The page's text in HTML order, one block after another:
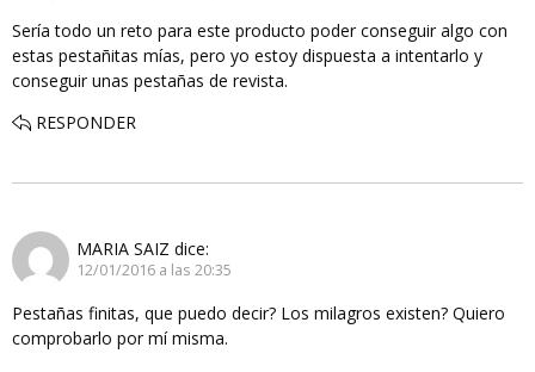
Sería todo un reto para este producto poder conseguir algo con
estas pestañitas mías, pero yo estoy dispuesta a intentarlo y
conseguir unas pestañas de revista.
RESPONDER
MARIA SAIZ dice:
12/01/2016 a las 20:35
Pestañas finitas, que puedo decir? Los milagros existen? Quiero
comprobarlo por mí misma.